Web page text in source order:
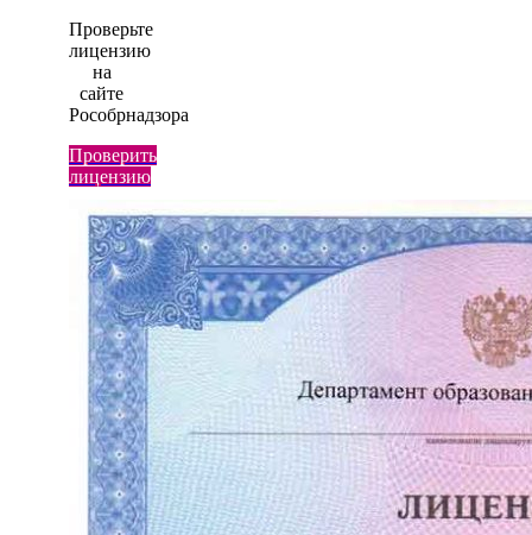
Проверьте
лицензию
на
сайте
Рособрнадзора
Проверить
лицензию